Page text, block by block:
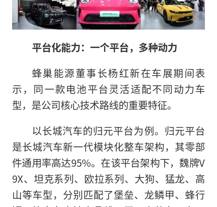
平台化能力：一个平台，多种动力
蜂巢能源董事长杨红新在车展期间表
示，同一款电池平台灵活适配不同动力车
型，是公司核心技术路线的重要特征。
以长城汽车的归元平台为例。归元平台
是长城汽车新一代模块化整车架构，其零部
件通用率高达95%。在该平台架构下，魏牌V
9X、坦克系列、欧拉系列、大狗、猛龙、高
山等车型，分别匹配了堡垒、龙鳞甲、蜂行